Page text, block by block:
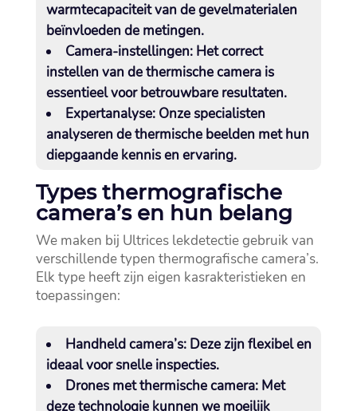
warmtecapaciteit van de gevelmaterialen
beïnvloeden de metingen.​
Camera-instellingen:Het correct
instellen van de thermische camera is
essentieel voor betrouwbare resultaten.​
Expertanalyse:Onze specialisten
analyseren de thermische beelden met hun
diepgaande kennis en ervaring.​
Types thermografische
camera’s en hun belang
We maken bij Ultrices lekdetectie gebruik van
verschillende typen thermografische camera’s.​
Elk type heeft zijn eigen kasrakteristieken en
toepassingen:
Handheld camera’s:Deze zijn flexibel en
ideaal voor snelle inspecties.​
Drones met thermische camera:Met
deze technologie kunnen we moeilijk